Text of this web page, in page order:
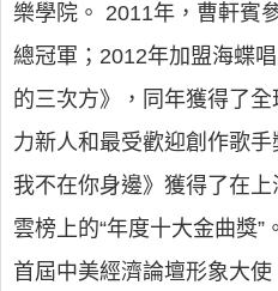
樂學院。 2011年，曹軒賓
總冠軍；2012年加盟海蝶
的三次方》，同年獲得了
力新人和最受歡迎創作歌
我不在你身邊》獲得了在
雲榜上的“年度十大金曲獎
首屆中美經濟論壇形象大